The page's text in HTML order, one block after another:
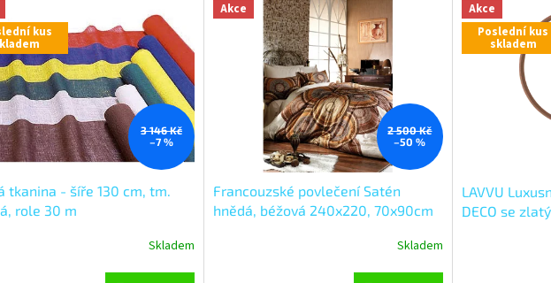
kus
3 146 Kč
–7 %
tkanina - šíře 130 cm, tm.
role 30 m
Skladem
Akce
2 500 Kč
–50 %
Francouzské povlečení Satén
hnědá, béžová 240x220, 70x90cm
Skladem
Akce
Poslední kus
skladem
LAVVU
DECO se